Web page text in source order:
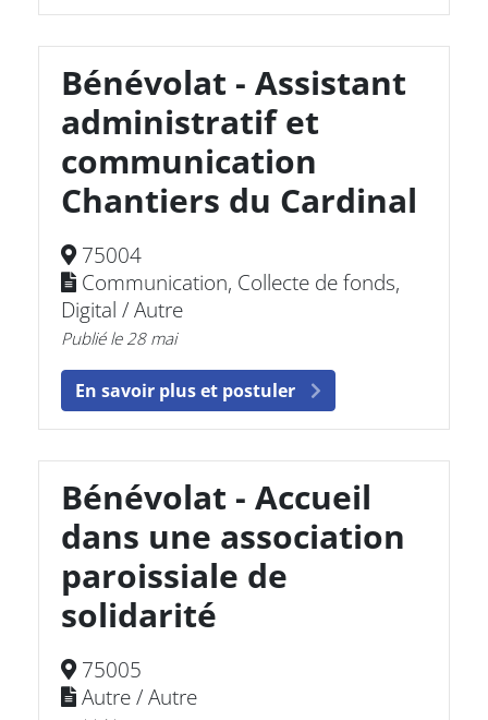
Bénévolat - Assistant
administratif et
communication
Chantiers du Cardinal
75004
Communication, Collecte de fonds,
Digital / Autre
Publié le 28 mai
En savoir plus et postuler
Bénévolat - Accueil
dans une association
paroissiale de
solidarité
75005
Autre / Autre